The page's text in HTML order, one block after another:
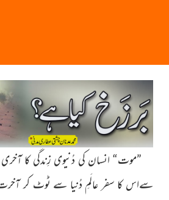
”موت“ انسان کی دُنیوی زِندگی کا
سےاس کا سفر عالَمِ دُنیا سے ٹوٹ کر